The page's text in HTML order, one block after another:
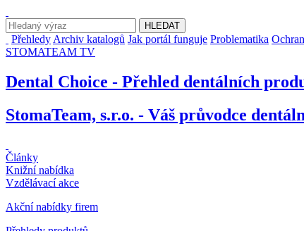
Přehledy Archiv katalogů Jak portál funguje Problematika
STOMATEAM TV
Dental Choice - Přehled dentálních
StomaTeam, s.r.o. - Váš průvodce
Články
Knižní nabídka
Vzdělávací akce
Akční nabídky firem